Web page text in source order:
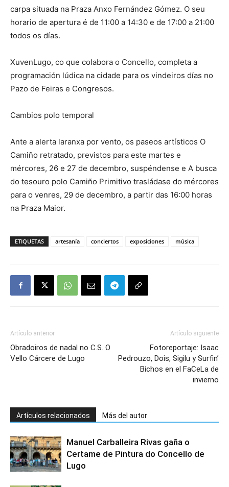
carpa situada na Praza Anxo Fernández Gómez. O seu
horario de apertura é de 11:00 a 14:30 e de 17:00 a 21:00
todos os días.
XuvenLugo, co que colabora o Concello, completa a
programación lúdica na cidade para os vindeiros días no
Pazo de Feiras e Congresos.
Cambios polo temporal
Ante a alerta laranxa por vento, os paseos artísticos O
Camiño retratado, previstos para este martes e
mércores, 26 e 27 de decembro, suspéndense e A busca
do tesouro polo Camiño Primitivo trasládase do mércores
para o venres, 29 de decembro, a partir das 16:00 horas
na Praza Maior.
ETIQUETAS artesanía conciertos exposiciones música
Artículo anterior
Obradoiros de nadal no C.S. O
Vello Cárcere de Lugo
Artículo siguiente
Fotoreportaje: Isaac
Pedrouzo, Dois, Sigilu y Surfin’
Bichos en el FaCeLa de
invierno
Artículos relacionados Más del autor
Manuel Carballeira Rivas gaña o
Certame de Pintura do Concello de
Lugo